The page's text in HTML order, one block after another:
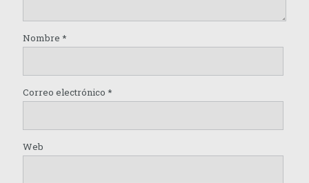
Nombre *
Correo electrónico *
Web